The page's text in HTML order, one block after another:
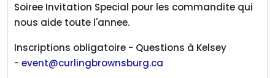
Soiree Invitation Special pour les commandite qui
nous aide toute l'annee.
Inscriptions obligatoire - Questions à Kelsey
- event@curlingbrownsburg.ca